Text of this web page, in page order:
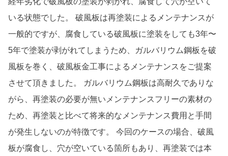
いる状態でした。 破風板は再塗装によるメンテナンスが
一般的ですが、腐食している破風板に塗装をしても3年〜
5年で塗装が剥がれてしまうため、ガルバリウム鋼板を破
風板を巻く、破風板金工事によるメンテナンスをご提案
させて頂きました。 ガルバリウム鋼板は高耐久でありな
がら、再塗装の必要が無いメンテナンスフリーの素材の
ため、再塗装と比べて将来的なメンテナンス費用と手間
が発生しないのが特徴です。 今回のケースの場合、破風
板が腐食し、穴が空いている箇所もあり、再塗装では本